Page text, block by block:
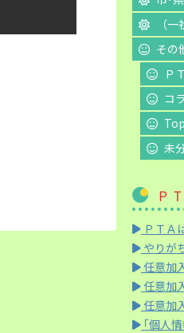
（
その
Ｐ
コ
未
Ｐ
ＰＴＡ
やりが
任意加
任意加
任意加
｢個人